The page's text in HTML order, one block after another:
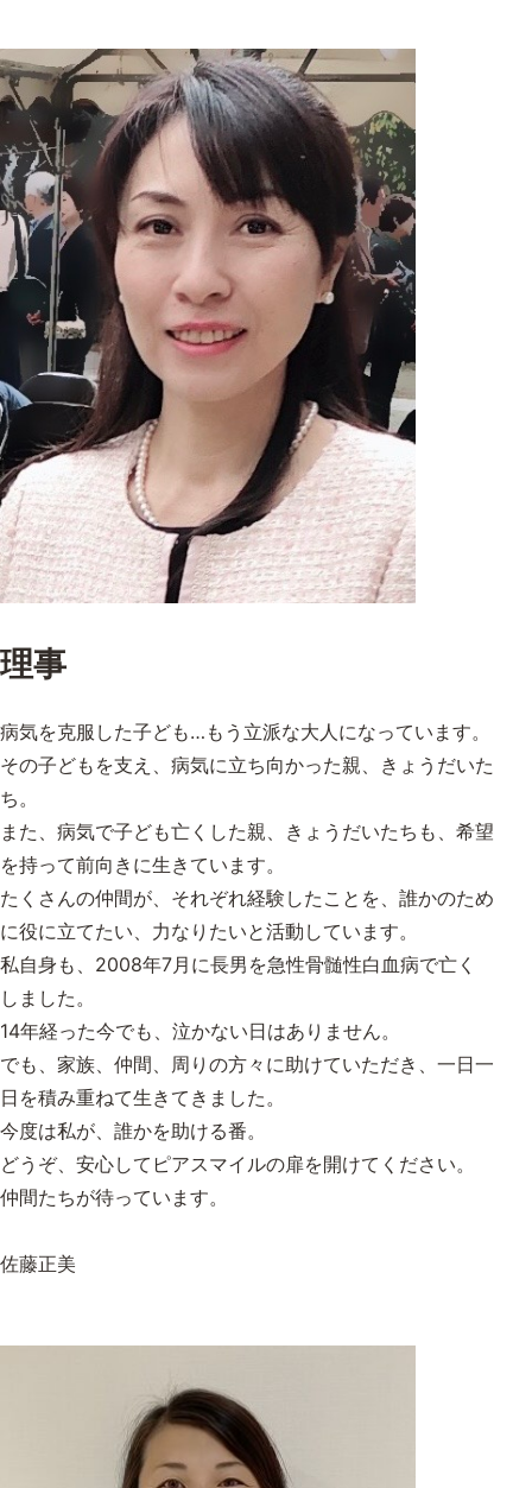
理事
病気を克服した子ども…もう立派な大人になっています。
その子どもを支え、病気に立ち向かった親、きょうだいた
ち。
また、病気で子ども亡くした親、きょうだいたちも、希望
を持って前向きに生きています。
たくさんの仲間が、それぞれ経験したことを、誰かのため
に役に立てたい、力なりたいと活動しています。
私自身も、2008年7月に長男を急性骨髄性白血病で亡く
しました。
14年経った今でも、泣かない日はありません。
でも、家族、仲間、周りの方々に助けていただき、一日一
日を積み重ねて生きてきました。
今度は私が、誰かを助ける番。
どうぞ、安心してピアスマイルの扉を開けてください。
仲間たちが待っています。
佐藤正美